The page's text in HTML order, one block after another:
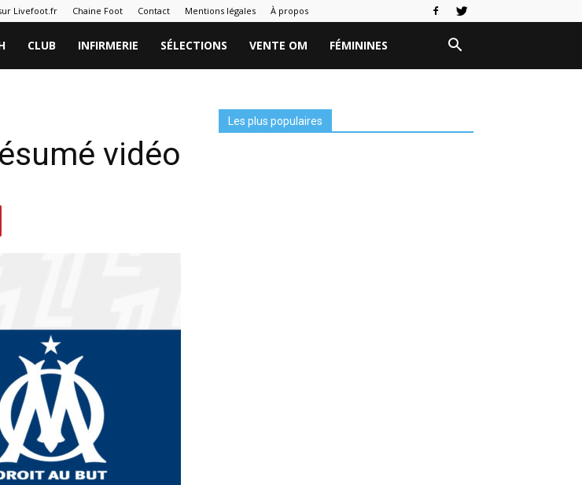
Livefoot.fr Chaine Foot Contact Mentions légales À propos
CLUB INFIRMERIE SÉLECTIONS VENTE OM FÉMININES
vidéo
Les plus populaires